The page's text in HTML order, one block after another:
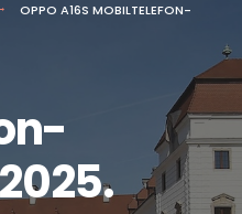
OPPO A16S MOBILTELEFON-